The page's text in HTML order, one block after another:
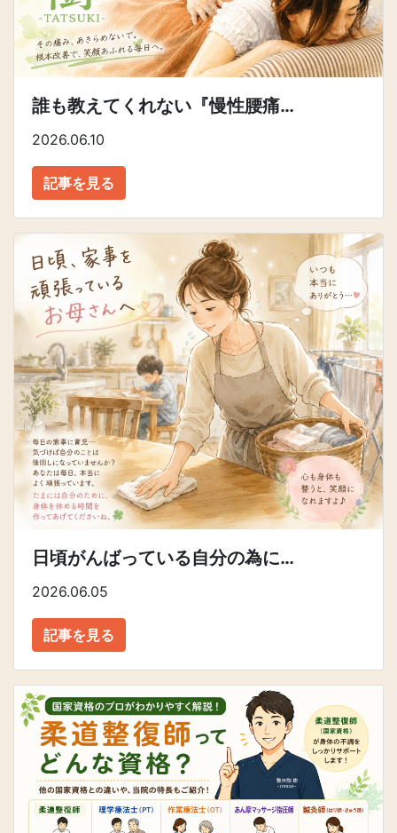
誰も教えてくれない『慢性腰痛…
2026.06.10
記事を見る
日頃がんばっている自分の為に…
2026.06.05
記事を見る